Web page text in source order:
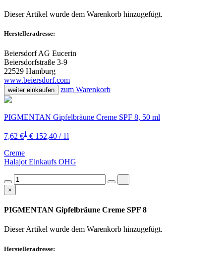
Dieser Artikel wurde dem Warenkorb hinzugefügt.
Herstelleradresse:
Beiersdorf AG Eucerin
Beiersdorfstraße 3-9
22529 Hamburg
www.beiersdorf.com
weiter einkaufen zum Warenkorb
PIGMENTAN Gipfelbräune Creme SPF 8, 50 ml
7,62 €1 € 152,40 / 1l
Creme
Halajot Einkaufs OHG
×
PIGMENTAN Gipfelbräune Creme SPF 8
Dieser Artikel wurde dem Warenkorb hinzugefügt.
Herstelleradresse: